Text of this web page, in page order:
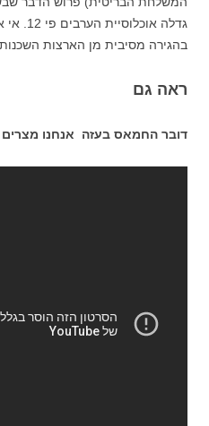
גדלה
בהגירה מסיבית מן הארצות
ראה גם
דובר החמאס בעזה אנחנו מצרים